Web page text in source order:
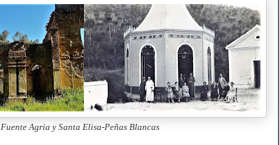
Fuente Agria y Santa Elisa-Peñas Blancas